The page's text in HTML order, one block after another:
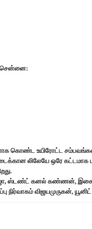
சென்னை:
கொண்ட உயிரோட்ட
லிலேயே ஒரே கட்டமாக
ராஜா, ஸ்டண்ட் கனல் கண்ணன்,
நிர்வாகம் விஜயமுருகன்,